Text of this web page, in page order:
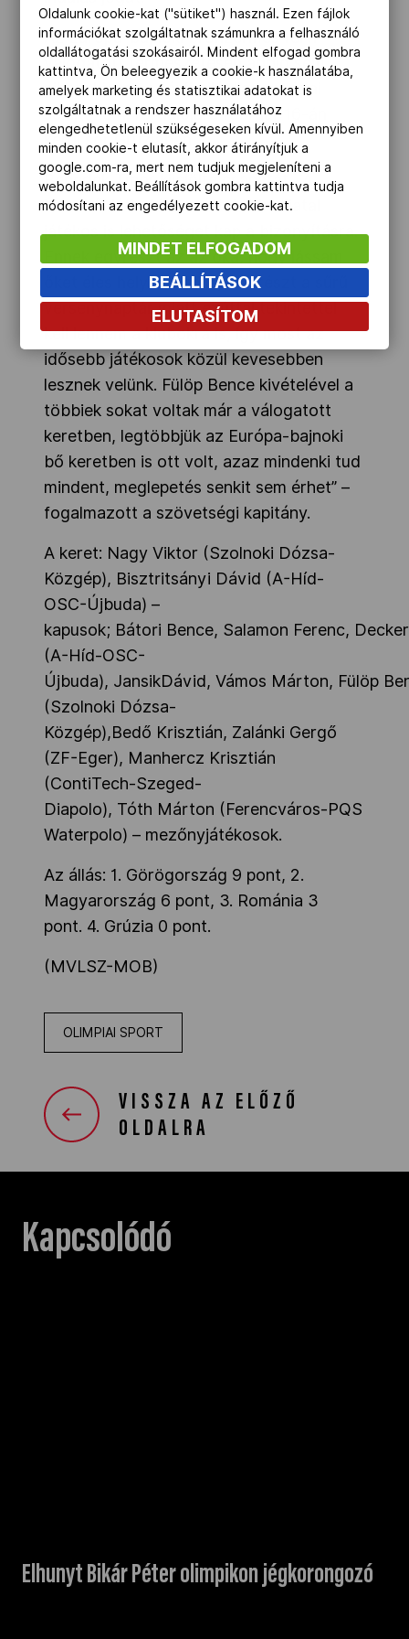
Az Európa-bajnoki bronzérmes férfi
válogatott természetesen addig sem
pihen, hiszen a férfi világliga európai
selejtező 4. fordulójára február 16-án
kerül sor Grúziában.
Benedek Tiborkijelölte csapatát.„A
keretből láthatóm ezúttal több fiatal
játékos is lehetőséget kap a bizonyításra.
Ennek egyrészt az az oka, hogy lássam
őket éles helyzetben is, másrészt a sűrű
versenynaptár miatt ezúttal tekintettel
kell lennem a klubokra is, így most az
idősebb játékosok közül kevesebben
lesznek velünk. Fülöp Bence kivételével a
többiek sokat voltak már a válogatott
keretben, legtöbbjük az Európa-bajnoki
bő keretben is ott volt, azaz mindenki tud
mindent, meglepetés senkit sem érhet” –
fogalmazott a szövetségi kapitány.
A keret: Nagy Viktor (Szolnoki Dózsa-
Közgép), Bisztritsányi Dávid (A-Híd-
OSC-Újbuda) –
kapusok; Bátori Bence, Salamon Ferenc,
(A-Híd-OSC-
Újbuda), JansikDávid, Vámos Márton, Fülöp
(Szolnoki Dózsa-
Közgép),Bedő Krisztián, Zalánki Gergő
(ZF-Eger), Manhercz Krisztián
(ContiTech-Szeged-
Diapolo), Tóth Márton (Ferencváros-PQS
Waterpolo) – mezőnyjátékosok.
Az állás: 1. Görögország 9 pont, 2.
Magyarország 6 pont, 3. Románia 3
pont. 4. Grúzia 0 pont.
(MVLSZ-MOB)
OLIMPIAI SPORT
VISSZA AZ ELŐZŐ
OLDALRA
Kapcsolódó
Elhunyt Bikár Péter olimpikon jégkorongozó
Oldalunk cookie-kat ("sütiket") használ. Ezen fájlok
információkat szolgáltatnak számunkra a felhasználó
oldallátogatási szokásairól. Mindent elfogad gombra
kattintva, Ön beleegyezik a cookie-k használatába,
amelyek marketing és statisztikai adatokat is
szolgáltatnak a rendszer használatához
elengedhetetlenül szükségeseken kívül. Amennyiben
minden cookie-t elutasít, akkor átirányítjuk a
google.com-ra, mert nem tudjuk megjeleníteni a
weboldalunkat. Beállítások gombra kattintva tudja
módosítani az engedélyezett cookie-kat.
MINDET ELFOGADOM
BEÁLLÍTÁSOK
ELUTASÍTOM